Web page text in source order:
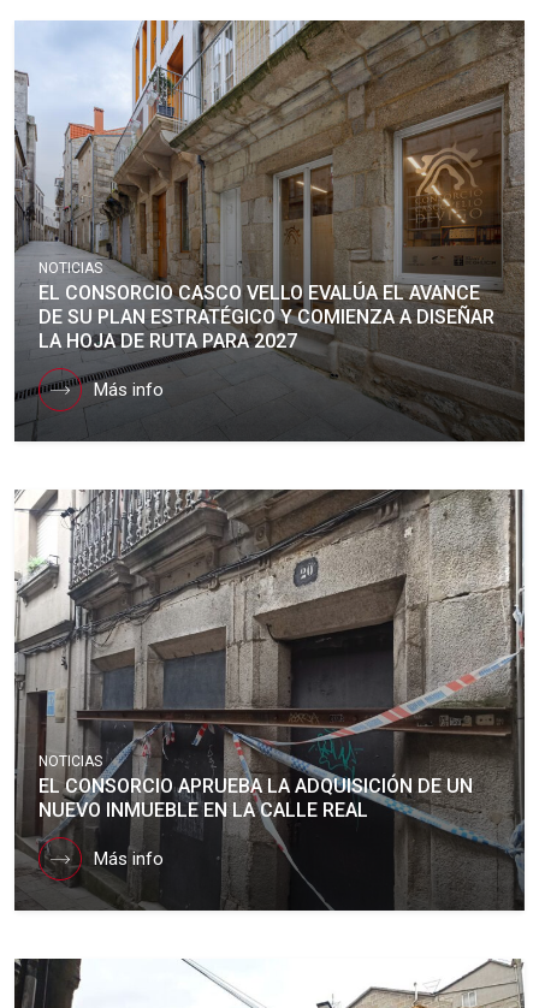
NOTICIAS
EL CONSORCIO CASCO VELLO EVALÚA EL AVANCE
DE SU PLAN ESTRATÉGICO Y COMIENZA A DISEÑAR
LA HOJA DE RUTA PARA 2027
Más info
NOTICIAS
EL CONSORCIO APRUEBA LA ADQUISICIÓN DE UN
NUEVO INMUEBLE EN LA CALLE REAL
Más info